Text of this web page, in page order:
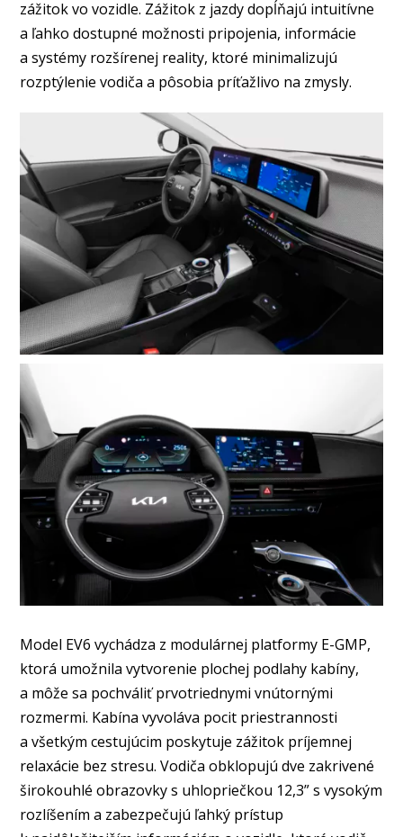
zážitok vo vozidle. Zážitok z jazdy dopĺňajú intuitívne
a ľahko dostupné možnosti pripojenia, informácie
a systémy rozšírenej reality, ktoré minimalizujú
rozptýlenie vodiča a pôsobia príťažlivo na zmysly.
Model EV6 vychádza z modulárnej platformy E-GMP,
ktorá umožnila vytvorenie plochej podlahy kabíny,
a môže sa pochváliť prvotriednymi vnútornými
rozmermi. Kabína vyvoláva pocit priestrannosti
a všetkým cestujúcim poskytuje zážitok príjemnej
relaxácie bez stresu. Vodiča obklopujú dve zakrivené
širokouhlé obrazovky s uhlopriečkou 12,3” s vysokým
rozlíšením a zabezpečujú ľahký prístup